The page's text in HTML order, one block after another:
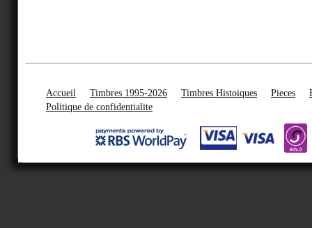
Accueil Timbres 1995-2026 Timbres Histoiques Pieces
Politique de confidentialite